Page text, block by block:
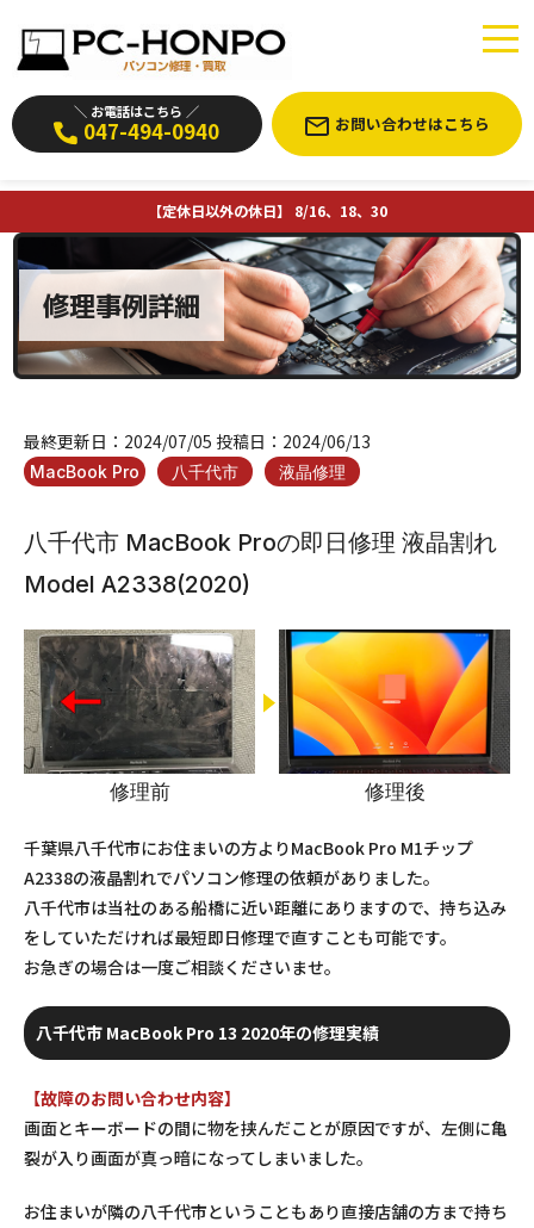
＼ お電話はこちら ／
047-494-0940 お問い合わせはこちら
【定休日以外の休日】 8/16、18、30
修理事例詳細
最終更新日： 2024/07/05 投稿日： 2024/06/13
MacBook Pro 八千代市 液晶修理
八千代市 MacBook Proの即日修理 液晶割れ
Model A2338(2020)
修理前 修理後
千葉県八千代市にお住まいの方よりMacBook Pro M1チップ
A2338の液晶割れでパソコン修理の依頼がありました。
八千代市は当社のある船橋に近い距離にありますので、持ち込み
をしていただければ最短即日修理で直すことも可能です。
お急ぎの場合は一度ご相談くださいませ。
八千代市 MacBook Pro 13 2020年の修理実績
【故障のお問い合わせ内容】
画面とキーボードの間に物を挟んだことが原因ですが、左側に亀
裂が入り画面が真っ暗になってしまいました。
お住まいが隣の八千代市ということもあり直接店舗の方まで持ち